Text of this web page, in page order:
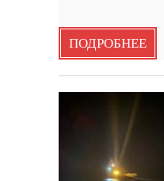
ПОДРОБНЕЕ